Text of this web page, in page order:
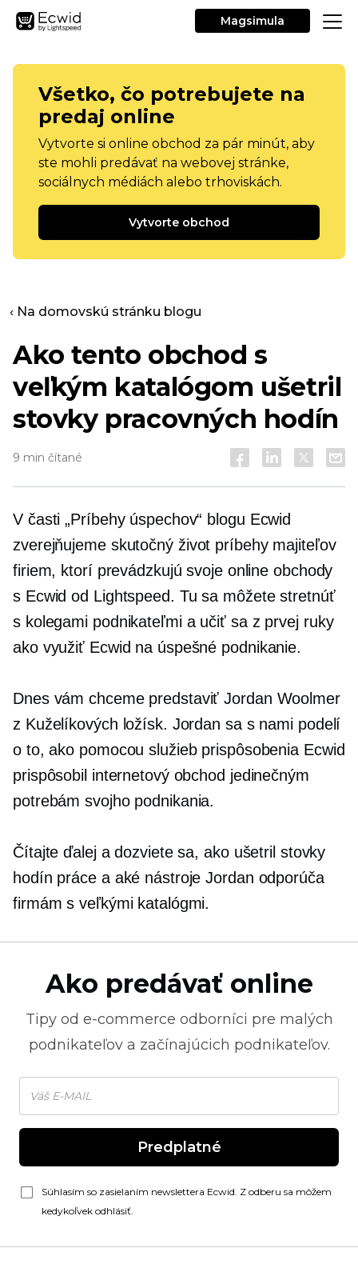
Magsimula
Všetko, čo potrebujete na
predaj online
Vytvorte si online obchod za pár minút, aby
ste mohli predávať na webovej stránke,
sociálnych médiách alebo trhoviskách.
Vytvorte obchod
‹ Na domovskú stránku blogu
Ako tento obchod s
veľkým katalógom ušetril
stovky pracovných hodín
9 min čítané
V časti „Príbehy úspechov“ blogu Ecwid
zverejňujeme skutočný život príbehy majiteľov
firiem, ktorí prevádzkujú svoje online obchody
s Ecwid od Lightspeed. Tu sa môžete stretnúť
s kolegami podnikateľmi a učiť sa z prvej ruky
ako využiť Ecwid na úspešné podnikanie.
Dnes vám chceme predstaviť Jordan Woolmer
z Kuželíkových ložísk. Jordan sa s nami podelí
o to, ako pomocou služieb prispôsobenia Ecwid
prispôsobil internetový obchod jedinečným
potrebám svojho podnikania.
Čítajte ďalej a dozviete sa, ako ušetril stovky
hodín práce a aké nástroje Jordan odporúča
firmám s veľkými katalógmi.
Ako predávať online
Tipy od e-commerce odborníci pre malých
podnikateľov a začínajúcich podnikateľov.
Predplatné
Súhlasím so zasielaním newslettera Ecwid. Z odberu sa môžem
kedykoľvek odhlásiť.